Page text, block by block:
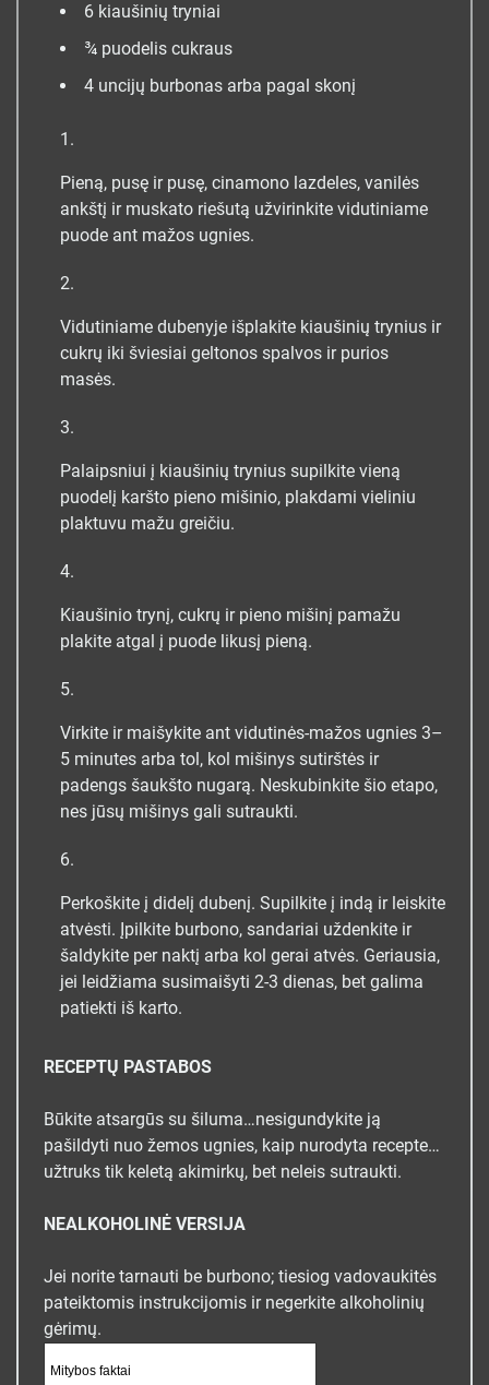
6 kiaušinių tryniai
¾ puodelis cukraus
4 uncijų burbonas arba pagal skonį
Pieną, pusę ir pusę, cinamono lazdeles, vanilės
ankštį ir muskato riešutą užvirinkite vidutiniame
puode ant mažos ugnies.
Vidutiniame dubenyje išplakite kiaušinių trynius ir
cukrų iki šviesiai geltonos spalvos ir purios
masės.
Palaipsniui į kiaušinių trynius supilkite vieną
puodelį karšto pieno mišinio, plakdami vieliniu
plaktuvu mažu greičiu.
Kiaušinio trynį, cukrų ir pieno mišinį pamažu
plakite atgal į puode likusį pieną.
Virkite ir maišykite ant vidutinės-mažos ugnies 3–
5 minutes arba tol, kol mišinys sutirštės ir
padengs šaukšto nugarą. Neskubinkite šio etapo,
nes jūsų mišinys gali sutraukti.
Perkoškite į didelį dubenį. Supilkite į indą ir leiskite
atvėsti. Įpilkite burbono, sandariai uždenkite ir
šaldykite per naktį arba kol gerai atvės. Geriausia,
jei leidžiama susimaišyti 2-3 dienas, bet galima
patiekti iš karto.
RECEPTŲ PASTABOS
Būkite atsargūs su šiluma…nesigundykite ją
pašildyti nuo žemos ugnies, kaip nurodyta recepte…
užtruks tik keletą akimirkų, bet neleis sutraukti.
NEALKOHOLINĖ VERSIJA
Jei norite tarnauti be burbono; tiesiog vadovaukitės
pateiktomis instrukcijomis ir negerkite alkoholinių
gėrimų.
Mitybos faktai